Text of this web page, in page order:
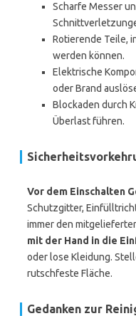
Scharfe Messer
Rotierende Teile,
werden können.
Elektrische
oder Brand
Blockaden durch
Überlast führen.
Vor dem Einschalten
Schutzgitter,
immer den
mit der Hand in die
oder lose Kleidung.
rutschfeste Fläche.
Gedanken zur